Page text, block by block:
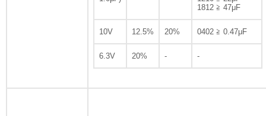
1812 ≧ 47μF
10V 12.5% 20% 0402 ≧ 0.47μF
6.3V 20% - -